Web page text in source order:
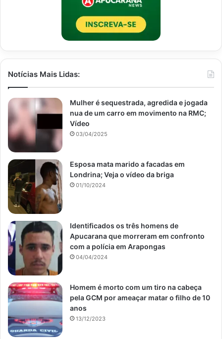
Notícias Mais Lidas:
Mulher é sequestrada, agredida e jogada
nua de um carro em movimento na RMC;
Vídeo
03/04/2025
Esposa mata marido a facadas em
Londrina; Veja o vídeo da briga
01/10/2024
Identificados os três homens de
Apucarana que morreram em confronto
com a polícia em Arapongas
04/04/2024
Homem é morto com um tiro na cabeça
pela GCM por ameaçar matar o filho de 10
anos
13/12/2023